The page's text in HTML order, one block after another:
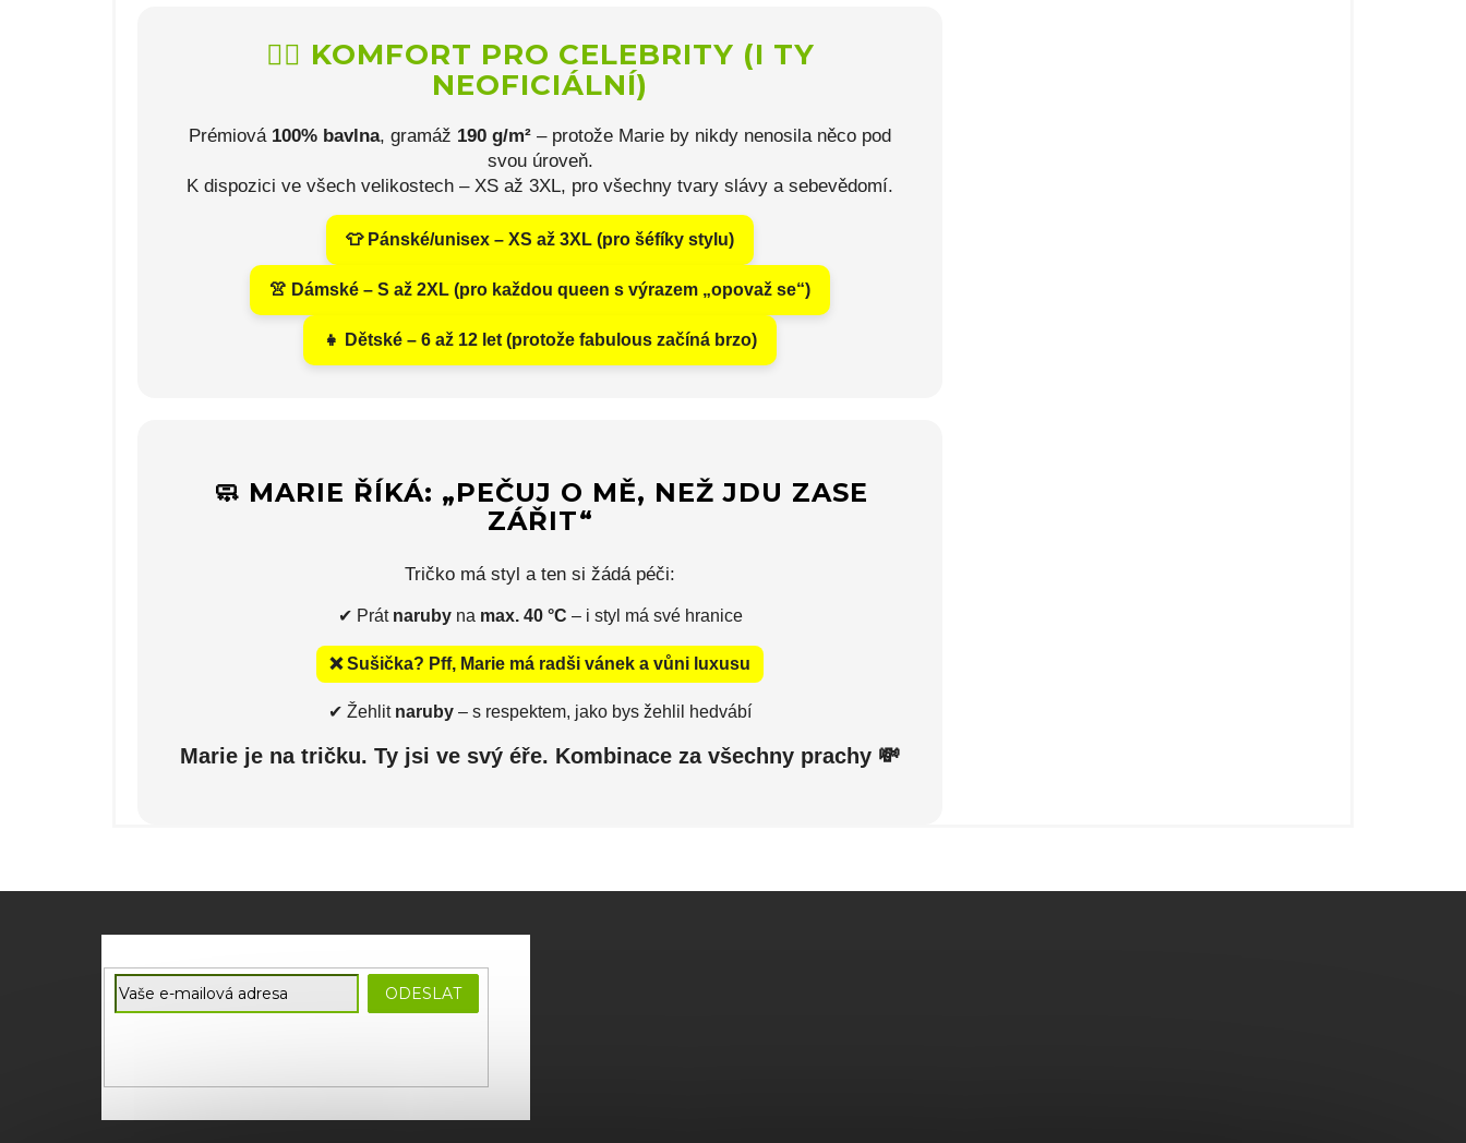
💁‍♀️ KOMFORT PRO CELEBRITY (I TY
NEOFICIÁLNÍ)
Prémiová 100% bavlna, gramáž 190 g/m² – protože Marie by nikdy nenosila něco pod
svou úroveň.
K dispozici ve všech velikostech – XS až 3XL, pro všechny tvary slávy a sebevědomí.
👕 Pánské/unisex – XS až 3XL (pro šéfíky stylu)
👚 Dámské – S až 2XL (pro každou queen s výrazem „opovaž se“)
👧 Dětské – 6 až 12 let (protože fabulous začíná brzo)
🧼 MARIE ŘÍKÁ: „PEČUJ O MĚ, NEŽ JDU ZASE
ZÁŘIT“
Tričko má styl a ten si žádá péči:
✔ Prát narubyna max. 40 °C – i styl má své hranice
❌ Sušička? Pff, Marie má radši vánek a vůni luxusu
✔ Žehlit naruby – s respektem, jako bys žehlil hedvábí
Marie je na tričku. Ty jsi ve svý éře. Kombinace za všechny prachy 💸
E-mail
ODESLAT